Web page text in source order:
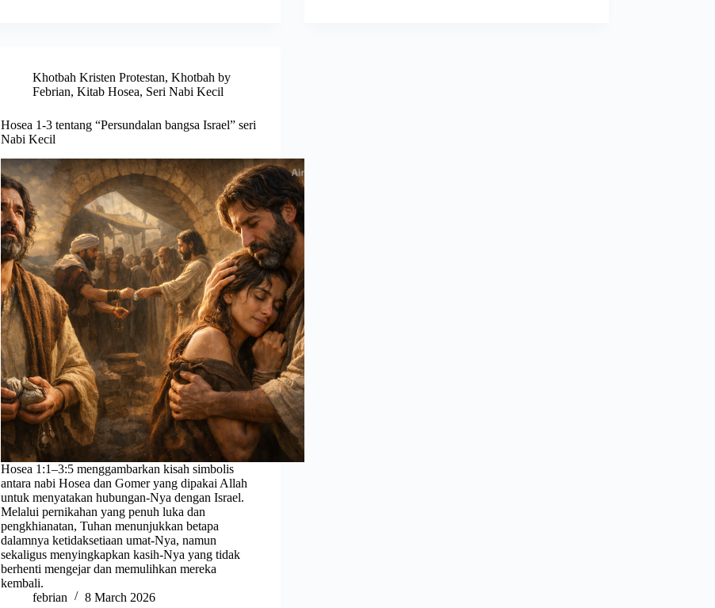
Khotbah Kristen Protestan,Khotbah by
Febrian,Kitab Hosea, Seri Nabi Kecil
Hosea 1-3 tentang “Persundalan bangsa Israel” seri
Nabi Kecil
Hosea 1:1–3:5 menggambarkan kisah simbolis
antara nabi Hosea dan Gomer yang dipakai Allah
untuk menyatakan hubungan-Nya dengan Israel.
Melalui pernikahan yang penuh luka dan
pengkhianatan, Tuhan menunjukkan betapa
dalamnya ketidaksetiaan umat-Nya, namun
sekaligus menyingkapkan kasih-Nya yang tidak
berhenti mengejar dan memulihkan mereka
kembali.
febrian
8 March 2026